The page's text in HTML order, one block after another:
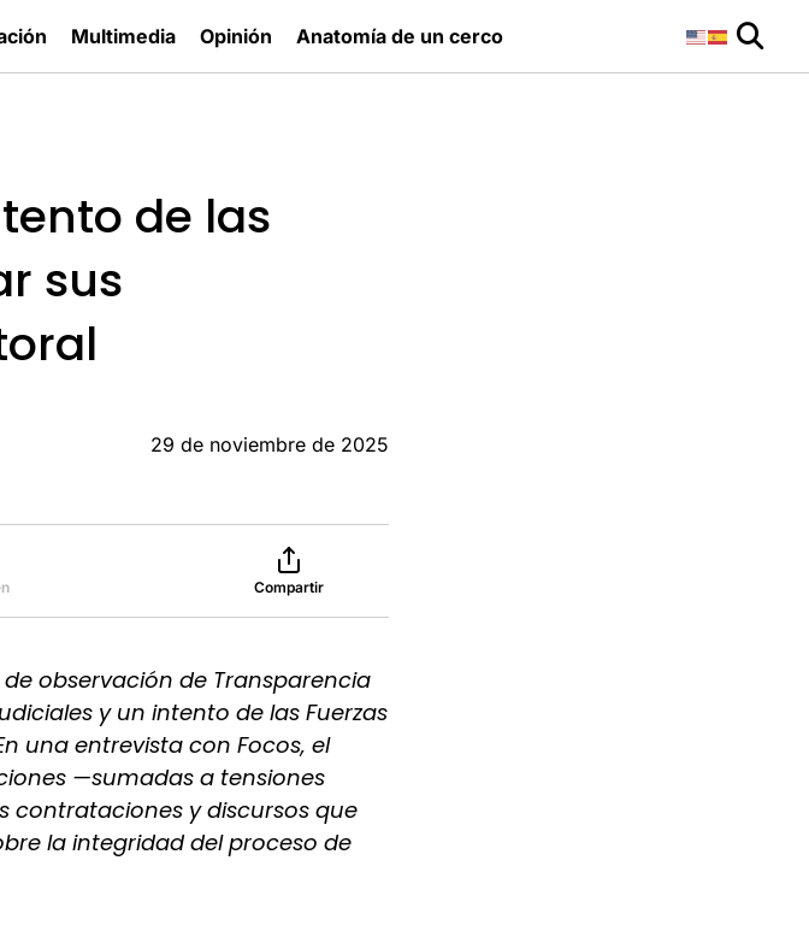
Multimedia Opinión Anatomía de un cerco
de las
sus
29 de noviembre de 2025
Compartir
observación de Transparencia
y un intento de las Fuerzas
una entrevista con Focos, el
—sumadas a tensiones
contrataciones y discursos que
la integridad del proceso de